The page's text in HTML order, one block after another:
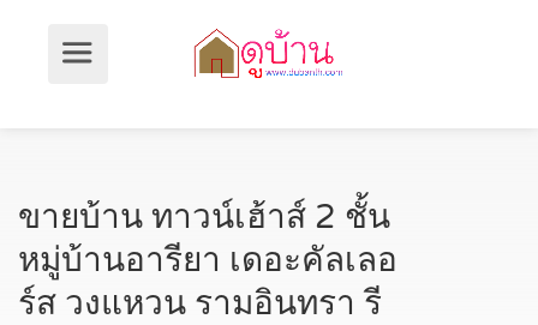
ขายบ้าน ทาวน์เฮ้าส์ 2 ชั้น
หมู่บ้านอารียา เดอะคัลเลอ
ร์ส วงแหวน รามอินทรา รี